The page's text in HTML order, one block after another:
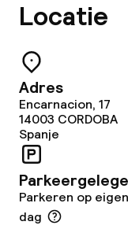
Locatie
Adres
Encarnacion, 17
14003 CORDOBA
Spanje
Parkeren op
dag